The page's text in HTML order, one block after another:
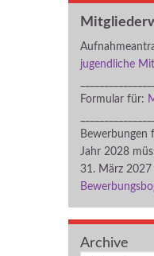
jugendliche
Formular für:
Bewerbungen
Jahr 2028
31. März 2027
Archive